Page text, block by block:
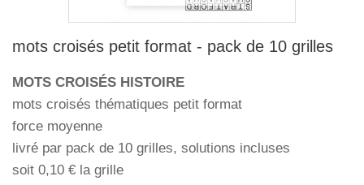
mots croisés petit format - pack de 10 grilles
MOTS CROISÉS HISTOIRE
mots croisés thématiques petit format
force moyenne
livré par pack de 10 grilles, solutions incluses
soit 0,10 € la grille